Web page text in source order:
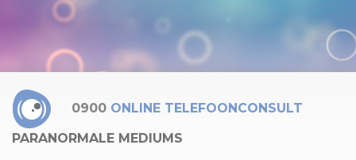
0900 ONLINE TELEFOONCONSULT
PARANORMALE MEDIUMS